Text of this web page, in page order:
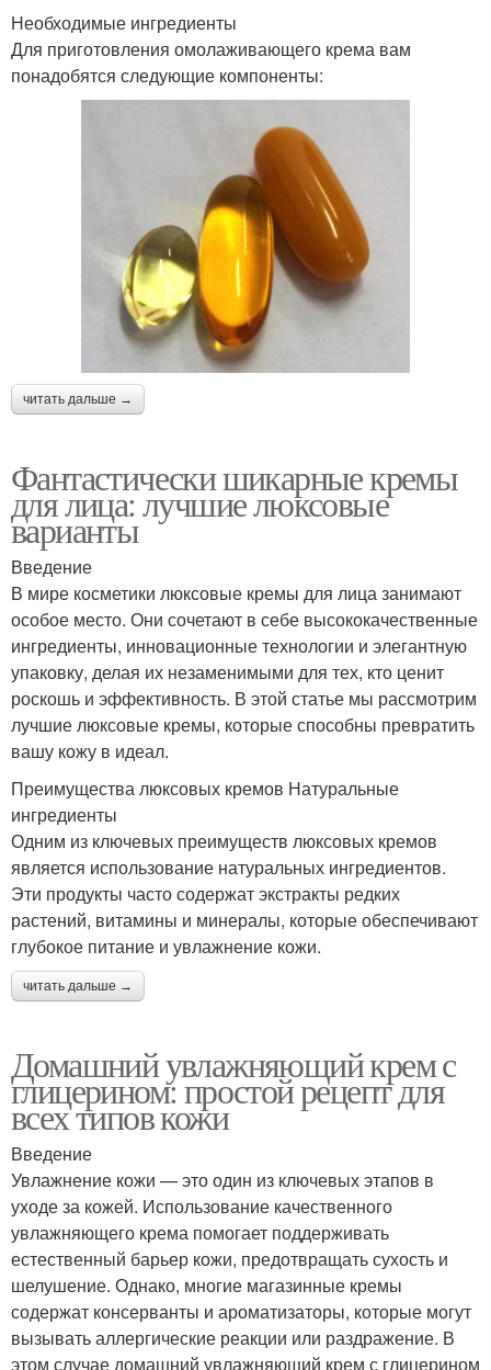
Необходимые ингредиенты
Для приготовления омолаживающего крема вам
понадобятся следующие компоненты:
читать дальше →
Фантастически шикарные кремы
для лица: лучшие люксовые
варианты
Введение
В мире косметики люксовые кремы для лица занимают
особое место. Они сочетают в себе высококачественные
ингредиенты, инновационные технологии и элегантную
упаковку, делая их незаменимыми для тех, кто ценит
роскошь и эффективность. В этой статье мы рассмотрим
лучшие люксовые кремы, которые способны превратить
вашу кожу в идеал.
Преимущества люксовых кремов Натуральные
ингредиенты
Одним из ключевых преимуществ люксовых кремов
является использование натуральных ингредиентов.
Эти продукты часто содержат экстракты редких
растений, витамины и минералы, которые обеспечивают
глубокое питание и увлажнение кожи.
читать дальше →
Домашний увлажняющий крем с
глицерином: простой рецепт для
всех типов кожи
Введение
Увлажнение кожи — это один из ключевых этапов в
уходе за кожей. Использование качественного
увлажняющего крема помогает поддерживать
естественный барьер кожи, предотвращать сухость и
шелушение. Однако, многие магазинные кремы
содержат консерванты и ароматизаторы, которые могут
вызывать аллергические реакции или раздражение. В
этом случае домашний увлажняющий крем с глицерином